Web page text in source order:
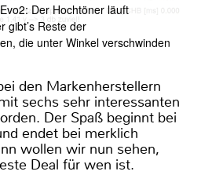
Der Hochtöner läuft
gibt’s Reste der
die unter Winkel verschwinden
den Markenherstellern
sechs sehr interessanten
Der Spaß beginnt bei
endet bei merklich
wollen wir nun sehen,
Deal für wen ist.